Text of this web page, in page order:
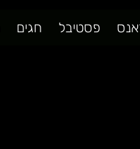
פסטיבל חגים